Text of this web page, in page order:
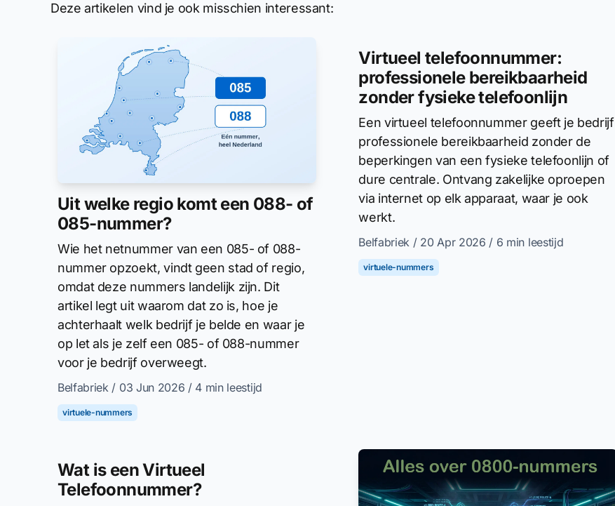
Deze artikelen vind je ook misschien interessant:
Uit welke regio komt een 088- of
085-nummer?
Wie het netnummer van een 085- of 088-
nummer opzoekt, vindt geen stad of regio,
omdat deze nummers landelijk zijn. Dit
artikel legt uit waarom dat zo is, hoe je
achterhaalt welk bedrijf je belde en waar je
op let als je zelf een 085- of 088-nummer
voor je bedrijf overweegt.
Belfabriek / 03 Jun 2026 / 4 min leestijd
virtuele-nummers
Virtueel telefoonnummer:
professionele bereikbaarheid
zonder fysieke telefoonlijn
Een virtueel telefoonnummer geeft je bedrijf
professionele bereikbaarheid zonder de
beperkingen van een fysieke telefoonlijn of
dure centrale. Ontvang zakelijke oproepen
via internet op elk apparaat, waar je ook
werkt.
Belfabriek / 20 Apr 2026 / 6 min leestijd
virtuele-nummers
Wat is een Virtueel
Telefoonnummer?